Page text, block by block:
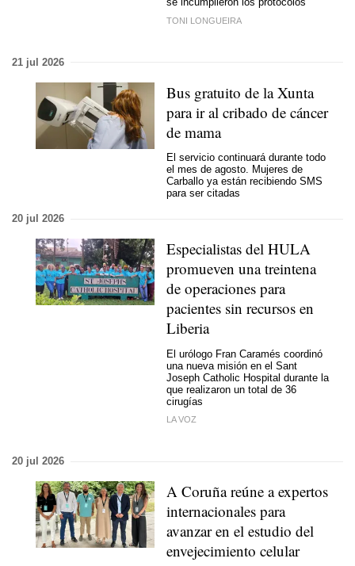
TONI LONGUEIRA
21 jul 2026
Bus gratuito de la Xunta
para ir al cribado de cáncer
de mama
El servicio continuará durante todo
el mes de agosto. Mujeres de
Carballo ya están recibiendo SMS
para ser citadas
20 jul 2026
Especialistas del HULA
promueven una treintena
de operaciones para
pacientes sin recursos en
Liberia
El urólogo Fran Caramés coordinó
una nueva misión en el Sant
Joseph Catholic Hospital durante la
que realizaron un total de 36
cirugías
LA VOZ
20 jul 2026
A Coruña reúne a expertos
internacionales para
avanzar en el estudio del
envejecimiento celular